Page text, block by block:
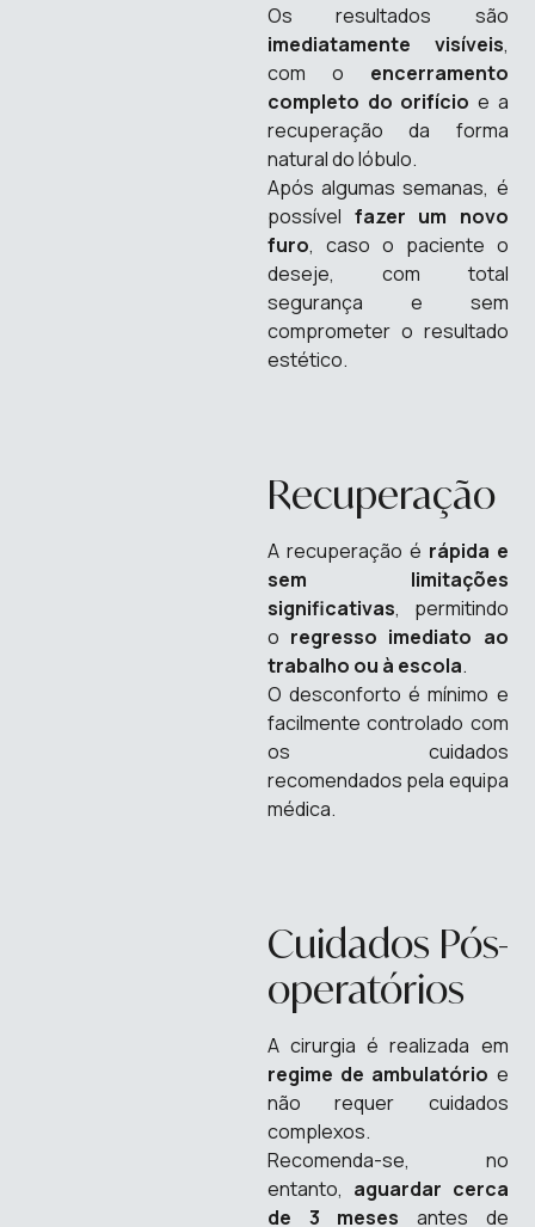
Os resultados são
imediatamente visíveis,
com o encerramento
completo do orifício e a
recuperação da forma
natural do lóbulo.
Após algumas semanas, é
possível fazer um novo
furo, caso o paciente o
deseje, com total
segurança e sem
comprometer o resultado
estético.
Recuperação
A recuperação é rápida e
sem limitações
significativas, permitindo
o regresso imediato ao
trabalho ou à escola.
O desconforto é mínimo e
facilmente controlado com
os cuidados
recomendados pela equipa
médica.
Cuidados Pós-
operatórios
A cirurgia é realizada em
regime de ambulatório e
não requer cuidados
complexos.
Recomenda-se, no
entanto, aguardar cerca
de 3 meses antes de